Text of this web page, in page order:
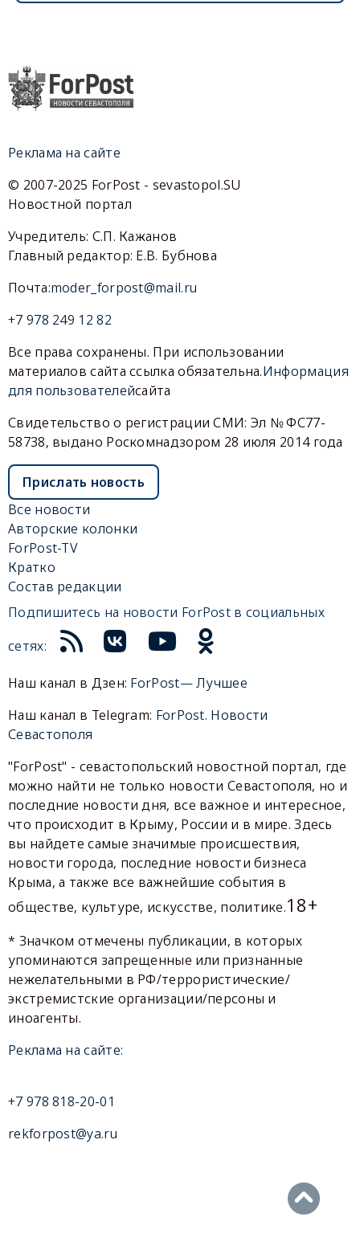
Реклама на сайте
© 2007-2025 ForPost - sevastopol.SU
Новостной портал
Учредитель: С.П. Кажанов
Главный редактор: Е.В. Бубнова
Почта:moder_forpost@mail.ru
+7 978 249 12 82
Все права сохранены. При использовании
материалов сайта ссылка обязательна.Информация
для пользователейсайта
Свидетельство о регистрации СМИ: Эл № ФС77-
58738, выдано Роскомнадзором 28 июля 2014 года
Прислать новость
Все новости
Авторские колонки
ForPost-TV
Кратко
Состав редакции
Подпишитесь на новости ForPost в социальных
сетях:
Наш канал в Дзен: ForPost— Лучшее
Наш канал в Telegram: ForPost. Новости
Севастополя
"ForPost" - севастопольский новостной портал, где
можно найти не только новости Севастополя, но и
последние новости дня, все важное и интересное,
что происходит в Крыму, России и в мире. Здесь
вы найдете самые значимые происшествия,
новости города, последние новости бизнеса
Крыма, а также все важнейшие события в
обществе, культуре, искусстве, политике.18+
* Значком отмечены публикации, в которых
упоминаются запрещенные или признанные
нежелательными в РФ/террористические/
экстремистские организации/персоны и
иноагенты.
Реклама на сайте:
+7 978 818-20-01
rekforpost@ya.ru